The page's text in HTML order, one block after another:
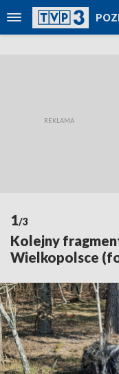
1/3
Kolejny
Wielkopolsce